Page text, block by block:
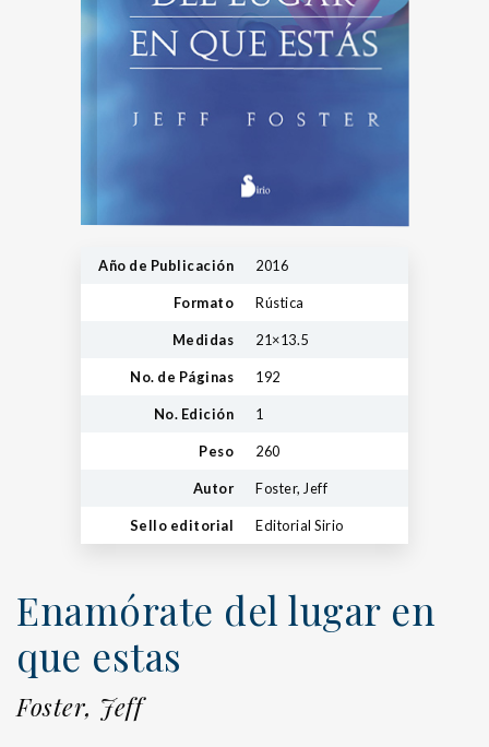
Año de Publicación 2016
Formato Rústica
Medidas 21×13.5
No. de Páginas 192
No. Edición 1
Peso 260
Autor Foster, Jeff
Sello editorial Editorial Sirio
Enamórate del lugar en
que estas
Foster, Jeff